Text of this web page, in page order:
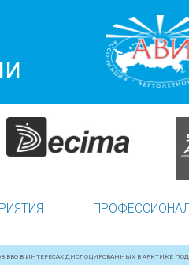
ВВО В ИНТЕРЕСАХ ДИСЛОЦИРОВАННЫХ В АРКТИКЕ